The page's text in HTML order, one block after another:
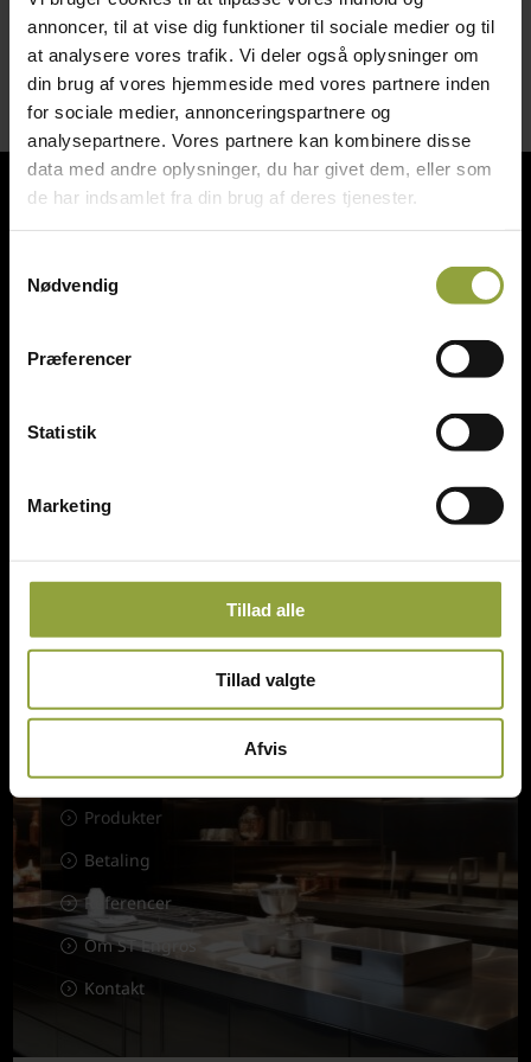
annoncer, til at vise dig funktioner til sociale medier og til
at analysere vores trafik. Vi deler også oplysninger om
din brug af vores hjemmeside med vores partnere inden
for sociale medier, annonceringspartnere og
analysepartnere. Vores partnere kan kombinere disse
data med andre oplysninger, du har givet dem, eller som
de har indsamlet fra din brug af deres tjenester.
Nødvendig
Præferencer
Statistik
Marketing
Tillad alle
Tillad valgte
Afvis
Storkøkken & kantineudstyr
ST Engros v/Steen Thomsen
CVR: 33117272
Hurtige Links
Produkter
Betaling
Referencer
Om ST Engros
Kontakt